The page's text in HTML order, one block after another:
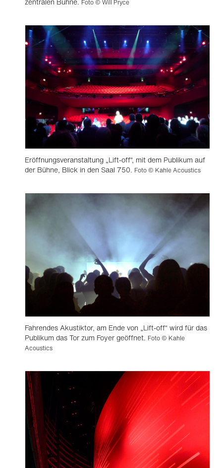
Foto © Will Pryce
Eröffnungsveranstaltung „Lift-off“, mit dem Publikum auf
der Bühne, Blick in den Saal 750. Foto © Kahle Acoustics
Fahrendes Akustiktor, am Ende von „Lift-off“ wird für das
Publikum das Tor zum Foyer geöffnet. Foto © Kahle
Acoustics